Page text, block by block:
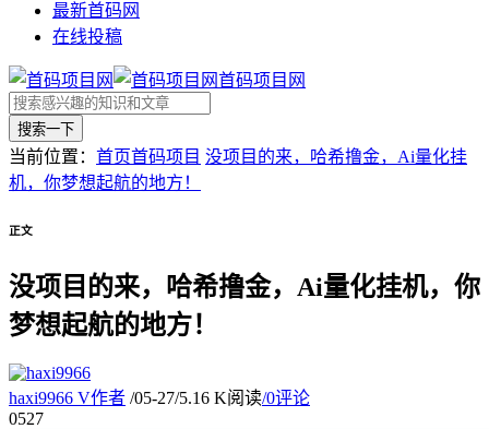
最新首码网
在线投稿
首码项目网
搜索一下
当前位置： 首页首码项目 没项目的来，哈希撸金，Ai量化挂
机，你梦想起航的地方！
正文
没项目的来，哈希撸金，Ai量化挂机，你
梦想起航的地方！
haxi9966 V作者 /05-27/5.16 K阅读/0评论
0527